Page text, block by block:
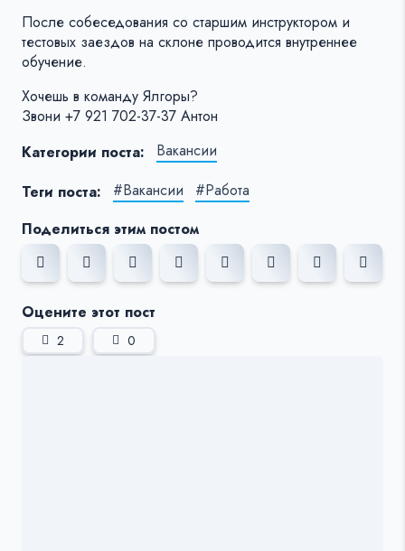
После собеседования со старшим инструктором и
тестовых заездов на склоне проводится внутреннее
обучение.
Хочешь в команду Ялгоры?
Звони +7 921 702-37-37 Антон
Категории поста:
Вакансии
Теги поста:
#Вакансии
#Работа
Поделиться этим постом
Оцените этот пост
2 0